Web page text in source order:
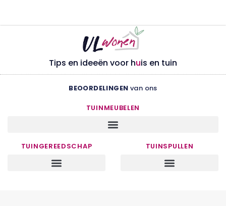
Tips en ideeën voor huis en tuin
BEOORDELINGEN van ons
TUINMEUBELEN
TUINGEREEDSCHAP TUINSPULLEN